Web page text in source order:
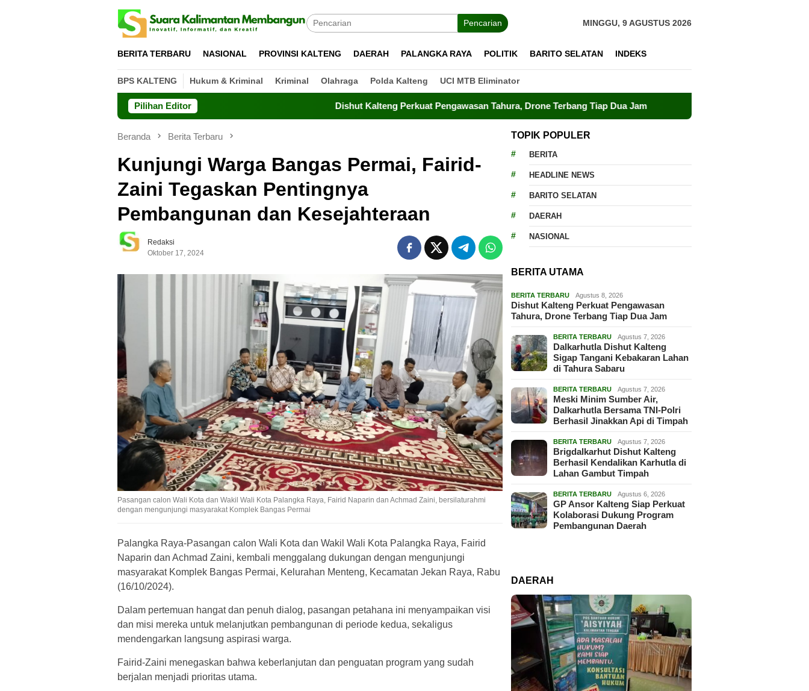
Pencarian MINGGU, 9 AGUSTUS 2026
BERITA TERBARU NASIONAL PROVINSI KALTENG DAERAH PALANGKA RAYA POLITIK BARITO SELATAN INDEKS
BPS KALTENG Hukum & Kriminal Kriminal Olahraga Polda Kalteng UCI MTB Eliminator
Pilihan Editor Dishut Kalteng Perkuat Pengawasan Tahura, Drone Terbang Tiap Dua Jam Dalkarhutla Dishut Kalteng Sigap Tangani
Beranda Berita Terbaru
Kunjungi Warga Bangas Permai, Fairid-
Zaini Tegaskan Pentingnya
Pembangunan dan Kesejahteraan
Redaksi
Oktober 17, 2024
Pasangan calon Wali Kota dan Wakil Wali Kota Palangka Raya, Fairid Naparin dan Achmad Zaini, bersilaturahmi
dengan mengunjungi masyarakat Komplek Bangas Permai
Palangka Raya-Pasangan calon Wali Kota dan Wakil Wali Kota Palangka Raya, Fairid
Naparin dan Achmad Zaini, kembali menggalang dukungan dengan mengunjungi
masyarakat Komplek Bangas Permai, Kelurahan Menteng, Kecamatan Jekan Raya, Rabu
(16/10/2024).
Dalam pertemuan hangat dan penuh dialog, pasangan petahana ini menyampaikan visi
dan misi mereka untuk melanjutkan pembangunan di periode kedua, sekaligus
mendengarkan langsung aspirasi warga.
Fairid-Zaini menegaskan bahwa keberlanjutan dan penguatan program yang sudah
berjalan menjadi prioritas utama.
TOPIK POPULER
BERITA
HEADLINE NEWS
BARITO SELATAN
DAERAH
NASIONAL
BERITA UTAMA
BERITA TERBARU Agustus 8, 2026
Dishut Kalteng Perkuat Pengawasan
Tahura, Drone Terbang Tiap Dua Jam
BERITA TERBARU Agustus 7, 2026
Dalkarhutla Dishut Kalteng
Sigap Tangani Kebakaran Lahan
di Tahura Sabaru
BERITA TERBARU Agustus 7, 2026
Meski Minim Sumber Air,
Dalkarhutla Bersama TNI-Polri
Berhasil Jinakkan Api di Timpah
BERITA TERBARU Agustus 7, 2026
Brigdalkarhut Dishut Kalteng
Berhasil Kendalikan Karhutla di
Lahan Gambut Timpah
BERITA TERBARU Agustus 6, 2026
GP Ansor Kalteng Siap Perkuat
Kolaborasi Dukung Program
Pembangunan Daerah
DAERAH